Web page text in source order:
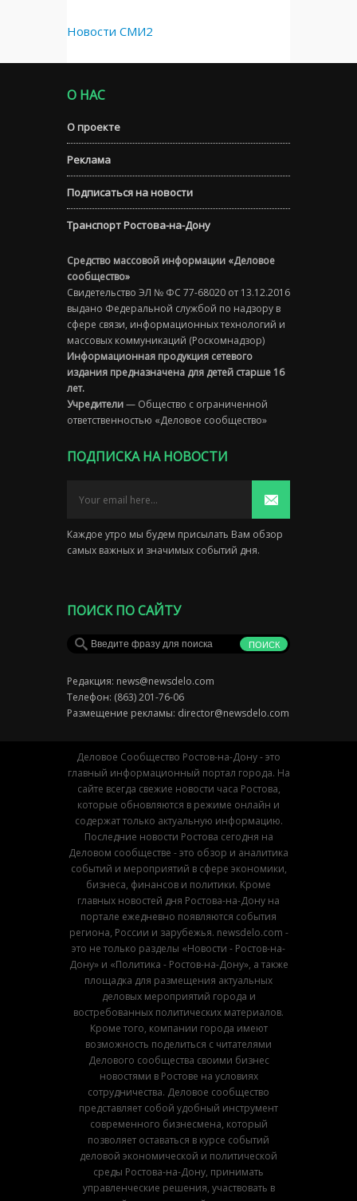
Новости СМИ2
О НАС
О проекте
Реклама
Подписаться на новости
Транспорт Ростова-на-Дону
Средство массовой информации «Деловое
сообщество»
Свидетельство ЭЛ № ФС 77-68020 от 13.12.2016
выдано Федеральной службой по надзору в
сфере связи, информационных технологий и
массовых коммуникаций (Роскомнадзор)
Информационная продукция сетевого
издания предназначена для детей старше 16
лет.
Учредители— Общество с ограниченной
ответственностью «Деловое сообщество»
ПОДПИСКА НА НОВОСТИ
Каждое утро мы будем присылать Вам обзор
самых важных и значимых событий дня.
ПОИСК ПО САЙТУ
Редакция: news@newsdelo.com
Телефон: (863) 201-76-06
Размещение рекламы: director@newsdelo.com
Деловое Сообщество Ростов-на-Дону - это
главный информационный портал города. На
сайте всегда свежие новости часа Ростова,
которые обновляются в режиме онлайн и
содержат только актуальную информацию.
Последние новости Ростова сегодня на
Деловом сообществе - это обзор и аналитика
событий и мероприятий в сфере экономики,
бизнеса, финансов и политики. Кроме
главных новостей дня Ростова-на-Дону на
портале ежедневно появляются события
региона, России и зарубежья. newsdelo.com -
это не только разделы «Новости - Ростов-на-
Дону» и «Политика - Ростов-на-Дону», а также
площадка для размещения актуальных
деловых мероприятий города и
востребованных политических материалов.
Кроме того, компании города имеют
возможность поделиться с читателями
Делового сообщества своими бизнес
новостями в Ростове на условиях
сотрудничества. Деловое сообщество
представляет собой удобный инструмент
современного бизнесмена, который
позволяет оставаться в курсе событий
деловой экономической и политической
среды Ростова-на-Дону, принимать
управленческие решения, участвовать в